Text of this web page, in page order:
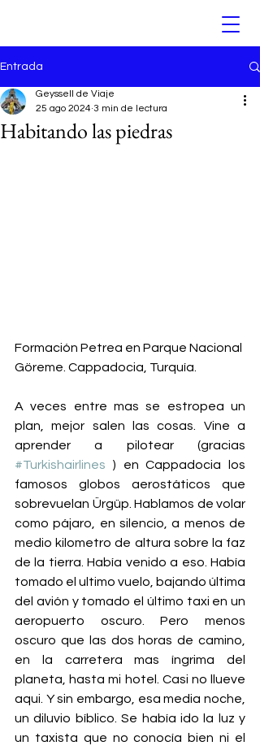
Entrada
Habitando las piedras
Geyssell de Viaje
25 ago 2024 3 min de lectura
Formación Petrea en Parque Nacional
Göreme. Cappadocia, Turquía.
A veces entre mas se estropea un
plan, mejor salen las cosas. Vine a
#Turkishairlines ) en Cappadocia los
famosos globos aerostáticos que
sobrevuelan Ürgüp. Hablamos de volar
como pájaro, en silencio, a menos de
medio kilometro de altura sobre la faz
de la tierra. Había venido a eso. Había
tomado el ultimo vuelo, bajando última
del avión y tomado el último taxi en un
aeropuerto oscuro. Pero menos
oscuro que las dos horas de camino,
en la carretera mas íngrima del
planeta, hasta mi hotel. Casi no llueve
aqui. Y sin embargo, esa media noche,
un diluvio bíblico. Se había ido la luz y
un taxista que no conocía bien ni el